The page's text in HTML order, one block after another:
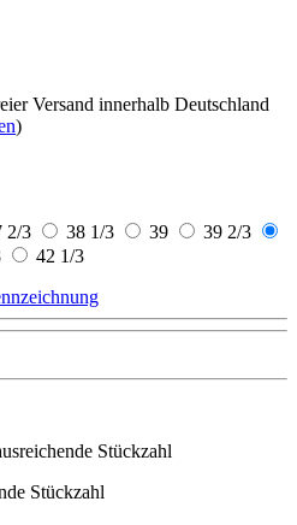
Versand innerhalb Deutschland
)
2/3 38 1/3 39
39 2/3
42 1/3
Stückzahl